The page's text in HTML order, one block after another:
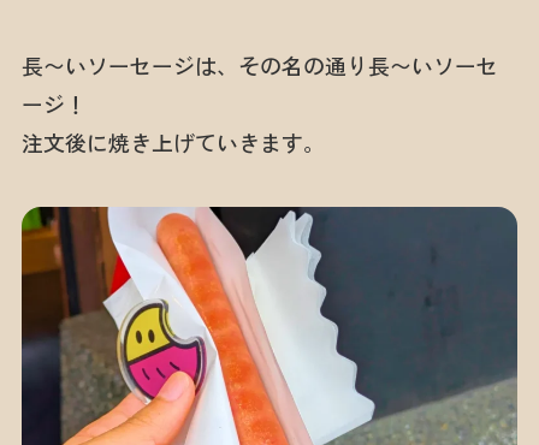
長〜いソーセージは、その名の通り長〜いソーセ
ージ！
注文後に焼き上げていきます。